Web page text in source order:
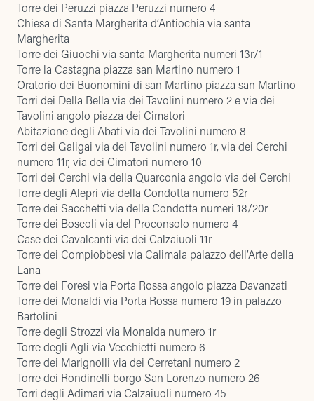
Torre dei Peruzzi piazza Peruzzi numero 4
Chiesa di Santa Margherita d’Antiochia via santa
Margherita
Torre dei Giuochi via santa Margherita numeri 13r/1
Torre la Castagna piazza san Martino numero 1
Oratorio dei Buonomini di san Martino piazza san Martino
Torri dei Della Bella via dei Tavolini numero 2 e via dei
Tavolini angolo piazza dei Cimatori
Abitazione degli Abati via dei Tavolini numero 8
Torri dei Galigai via dei Tavolini numero 1r, via dei Cerchi
numero 11r, via dei Cimatori numero 10
Torri dei Cerchi via della Quarconia angolo via dei Cerchi
Torre degli Alepri via della Condotta numero 52r
Torre dei Sacchetti via della Condotta numeri 18/20r
Torre dei Boscoli via del Proconsolo numero 4
Case dei Cavalcanti via dei Calzaiuoli 11r
Torre dei Compiobbesi via Calimala palazzo dell’Arte della
Lana
Torre dei Foresi via Porta Rossa angolo piazza Davanzati
Torre dei Monaldi via Porta Rossa numero 19 in palazzo
Bartolini
Torre degli Strozzi via Monalda numero 1r
Torre degli Agli via Vecchietti numero 6
Torre dei Marignolli via dei Cerretani numero 2
Torre dei Rondinelli borgo San Lorenzo numero 26
Torri degli Adimari via Calzaiuoli numero 45